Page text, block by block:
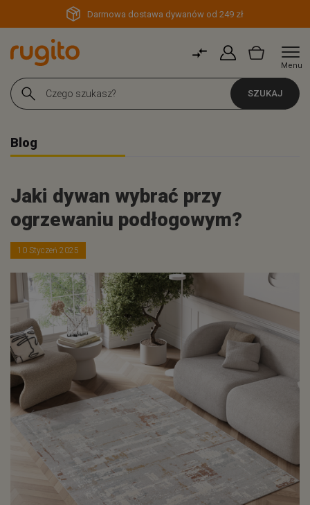
Darmowa dostawa dywanów od 249 zł
Menu
SZUKAJ
Blog
Jaki dywan wybrać przy
ogrzewaniu podłogowym?
10 Styczeń 2025